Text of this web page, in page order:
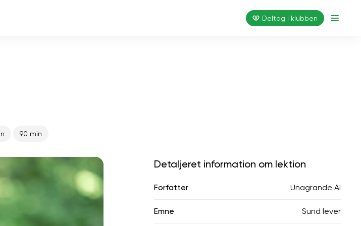
Deltag i klubben
90 min
Detaljeret information om lektion
Forfatter Unagrande AI
Emne Sund lever